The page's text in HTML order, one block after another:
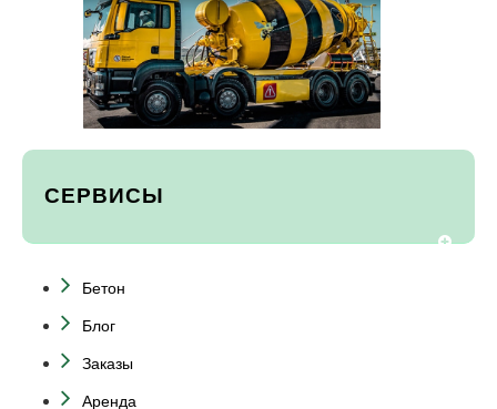
СЕРВИСЫ
Бетон
Блог
Заказы
Аренда